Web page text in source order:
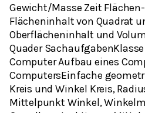
Gewicht/Masse Zeit
Flächeninhalt von Quadrat
Oberflächeninhalt und
Quader
Computer Aufbau eines
ComputersEinfache
Kreis und Winkel Kreis,
Mittelpunkt Winkel,